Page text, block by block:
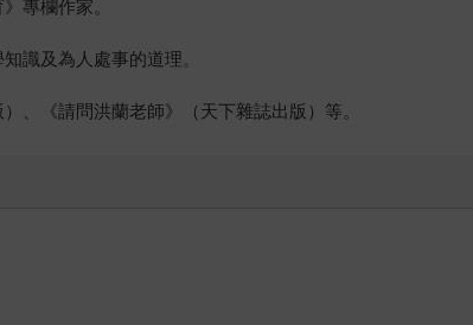
專欄作家。
識及為人處事的道理。
、《請問洪蘭老師》（天下雜誌出版）等。